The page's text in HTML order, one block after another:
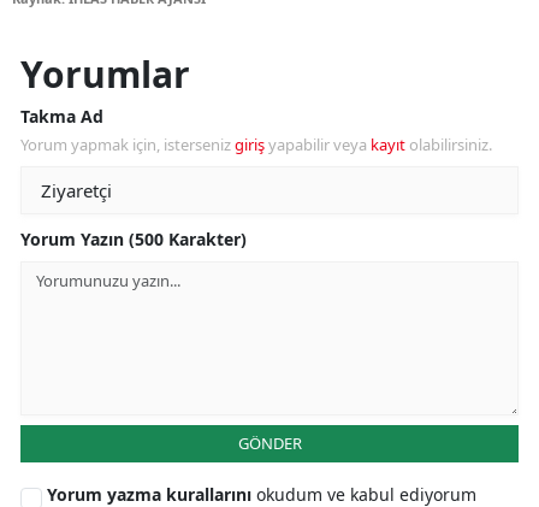
Yorumlar
Takma Ad
Yorum yapmak için, istersenizgirişyapabilir veya kayıt olabilirsiniz.
Yorum Yazın (500 Karakter)
GÖNDER
Yorum yazma kurallarını okudum ve kabul ediyorum